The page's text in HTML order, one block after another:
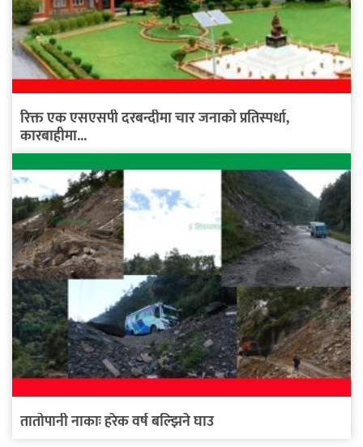
रिक्त एक एसएसपी दरबन्दीमा चार जनाको प्रतिस्पर्धा,
कारबाहीमा...
तातोपानी नाकाः हरेक वर्ष बल्झिने घाउ